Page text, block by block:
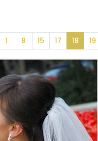
1 8 15 17 18 19